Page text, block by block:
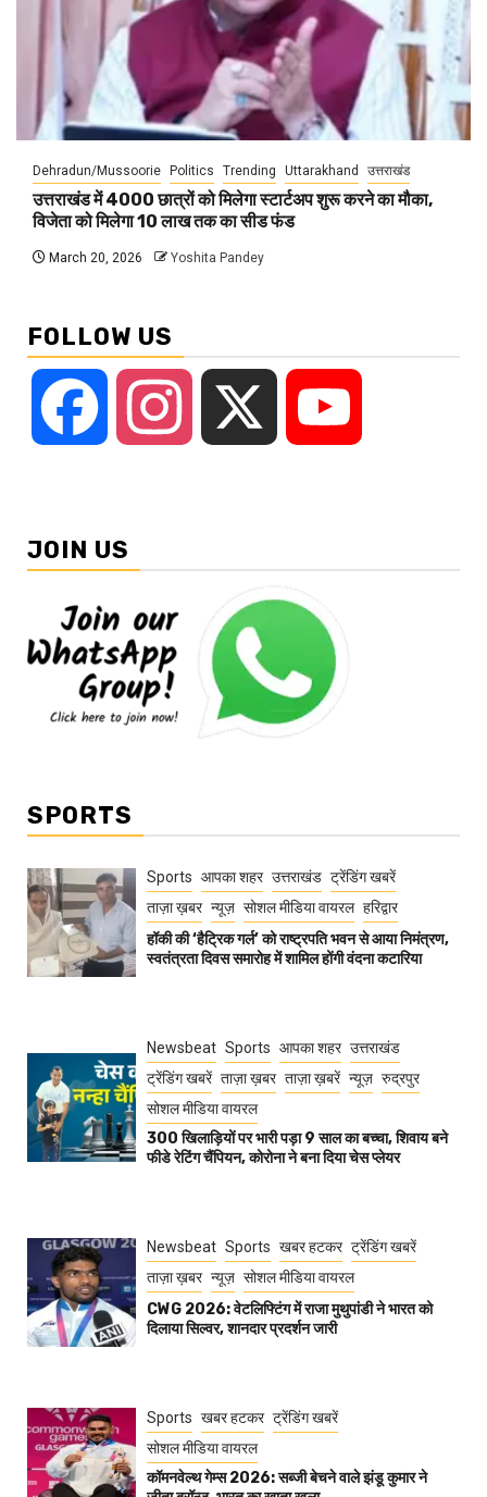
Dehradun/Mussoorie Politics Trending Uttarakhand उत्तराखंड
उत्तराखंड में 4000 छात्रों को मिलेगा स्टार्टअप शुरू करने का मौका,
विजेता को मिलेगा 10 लाख तक का सीड फंड
March 20, 2026 Yoshita Pandey
FOLLOW US
Facebook Instagram
JOIN US
SPORTS
Sports आपका शहर उत्तराखंड ट्रेंडिंग खबरें
ताज़ा ख़बर न्यूज़ सोशल मीडिया वायरल हरिद्वार
हॉकी की ‘हैट्रिक गर्ल’ को राष्ट्रपति भवन से आया निमंत्रण,
स्वतंत्रता दिवस समारोह में शामिल होंगी वंदना कटारिया
Newsbeat Sports आपका शहर उत्तराखंड
ट्रेंडिंग खबरें ताज़ा ख़बर ताज़ा ख़बरें न्यूज़ रुद्रपुर
सोशल मीडिया वायरल
300 खिलाड़ियों पर भारी पड़ा 9 साल का बच्चा, शिवाय बने
फीडे रेटिंग चैंपियन, कोरोना ने बना दिया चेस प्लेयर
Newsbeat Sports खबर हटकर ट्रेंडिंग खबरें
ताज़ा ख़बर न्यूज़ सोशल मीडिया वायरल
CWG 2026: वेटलिफ्टिंग में राजा मुथुपांडी ने भारत को
दिलाया सिल्वर, शानदार प्रदर्शन जारी
Sports खबर हटकर ट्रेंडिंग खबरें
सोशल मीडिया वायरल
कॉमनवेल्थ गेम्स 2026: सब्जी बेचने वाले झंडू कुमार ने